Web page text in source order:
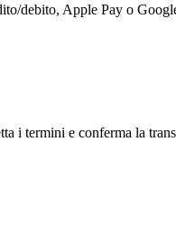
debito, Apple Pay o
i termini e conferma la